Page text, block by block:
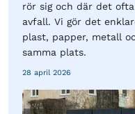
rör sig och där det
avfall. Vi gör det
plast, papper, metall
samma plats.
28 april 2026